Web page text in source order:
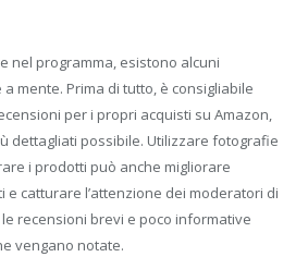
nel programma, esistono alcuni
mente. Prima di tutto, è consigliabile
per i propri acquisti su Amazon,
dettagliati possibile. Utilizzare fotografie
i prodotti può anche migliorare
e catturare l’attenzione dei moderatori di
recensioni brevi e poco informative
vengano notate.